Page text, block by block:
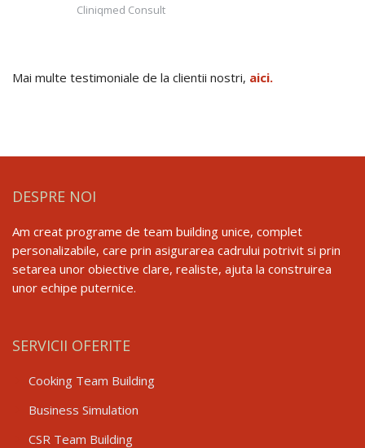
Cliniqmed Consult
Mai multe testimoniale de la clientii nostri, aici.
DESPRE NOI
Am creat programe de team building unice, complet
personalizabile, care prin asigurarea cadrului potrivit si prin
setarea unor obiective clare, realiste, ajuta la construirea
unor echipe puternice.
SERVICII OFERITE
Cooking Team Building
Business Simulation
CSR Team Building